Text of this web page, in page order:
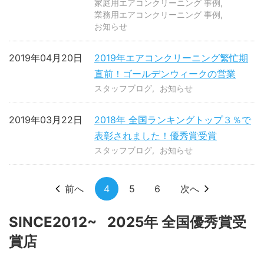
家庭用エアコンクリーニング 事例
業務用エアコンクリーニング 事例
お知らせ
2019年エアコンクリーニング繁忙期
直前！ゴールデンウィークの営業
2019年04月20日
スタッフブログ お知らせ
2018年 全国ランキングトップ３％で
表彰されました！優秀賞受賞
2019年03月22日
スタッフブログ お知らせ
前へ 4 5 6 次へ
SINCE2012~ 2025年 全国優秀賞受
賞店